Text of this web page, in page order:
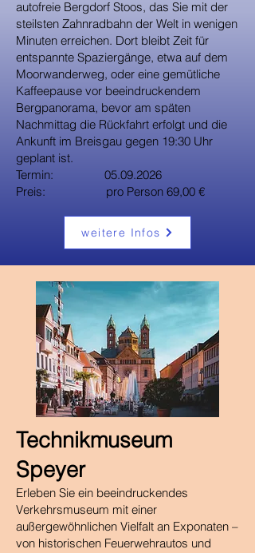
autofreie Bergdorf Stoos, das Sie mit der
steilsten Zahnradbahn der Welt in wenigen
Minuten erreichen. Dort bleibt Zeit für
entspannte Spaziergänge, etwa auf dem
Moorwanderweg, oder eine gemütliche
Kaffeepause vor beeindruckendem
Bergpanorama, bevor am späten
Nachmittag die Rückfahrt erfolgt und die
Ankunft im Breisgau gegen 19:30 Uhr
geplant ist.
Termin: 05.09.2026
Preis: pro Person 69,00 €
weitere Infos
​Technikmuseum
Speyer
Erleben Sie ein beeindruckendes
Verkehrsmuseum mit einer
außergewöhnlichen Vielfalt an Exponaten –
von historischen Feuerwehrautos und